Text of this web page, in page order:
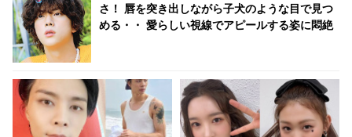
さ！ 唇を突き出しながら子犬のような目で見つ
める・・ 愛らしい視線でアピールする姿に悶絶